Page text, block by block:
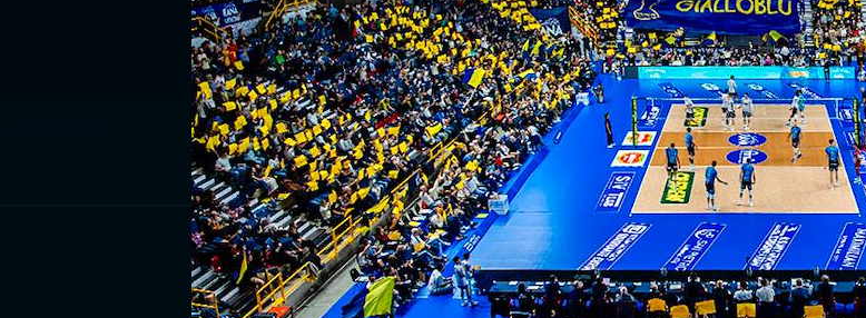
ISCRIVITI ALLANEWSLETTER